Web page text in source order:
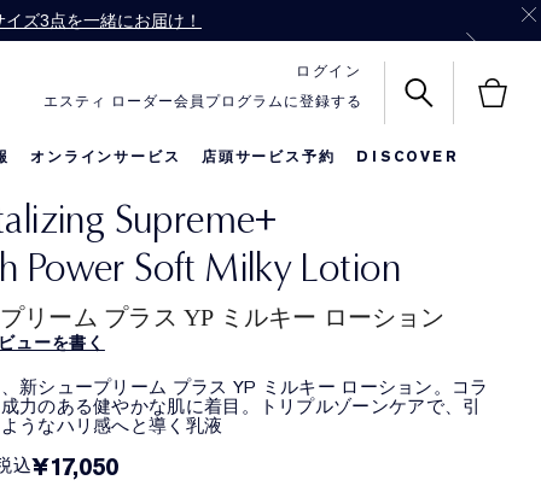
をプレゼント！
ズ3点を一緒にお届け！
エスティ ローダー会員プログラムに登録する
ログイン
オンラインサービス 店頭サービス予約 DISCOVER
限定セット
前入りリップ
メークアップ
Supreme+
Power Soft Milky Lotion
リーム プラス YP ミルキー ローション
ューを書く
新シュープリーム プラス YP ミルキー ローション。コラ
力のある健やかな肌に着目。トリプルゾーンケアで、引
うなハリ感へと導く乳液
込¥17,050